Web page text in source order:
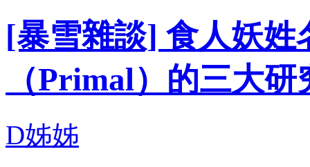
[暴雪雜談] 食人妖姓
（Primal）的三大研
D姊姊